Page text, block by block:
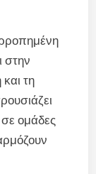
στην
τη
σε ομάδες